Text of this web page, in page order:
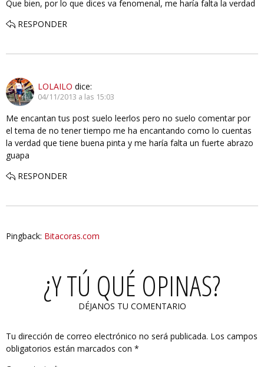
Que bien, por lo que dices va fenomenal, me haría falta la verdad
RESPONDER
LOLAILO dice:
04/11/2013 a las 15:03
Me encantan tus post suelo leerlos pero no suelo comentar por
el tema de no tener tiempo me ha encantando como lo cuentas
la verdad que tiene buena pinta y me haría falta un fuerte abrazo
guapa
RESPONDER
Pingback: Bitacoras.com
¿Y TÚ QUÉ OPINAS?
DÉJANOS TU COMENTARIO
Tu dirección de correo electrónico no será publicada. Los campos
obligatorios están marcados con *